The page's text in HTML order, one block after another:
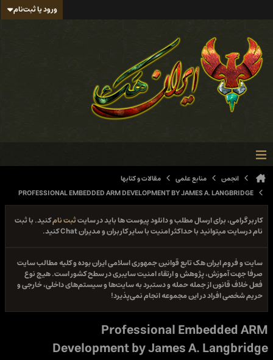
ورود یا ثبت‌نام
انجمن منابع علمی
مقالات و کتابها
PROFESSIONAL EMBEDDED ARM DEVELOPMENT BY JAMES A. LANGBRIDGE
کاربر گرامی، برای ارسال مطلب و دانلود پیوست ها باید در سایتثبت نامکنید. با ثبت
نام درسایت میتوانید با حداکثر امنیت با سایر کاربران و مدیران Chat کنید.
سایت و فروم ایران هک تابع قوانین جمهوری اسلامی ایران بوده و کلیه مطالب سایت
صرفا جهت آموزش، پژوهش و ارتقاء امنیت سایبری در سطح کشور است. هیچ نوع
فعل خلاف قانون از جمله حمله و دستبرد به سایت‌ها و سیستم‌های داخلی، خارجی و
حریم شخصی افراد در این مجموعه انجام نمی‌پذیرد!
Professional Embedded ARM
Development by James A. Langbridge